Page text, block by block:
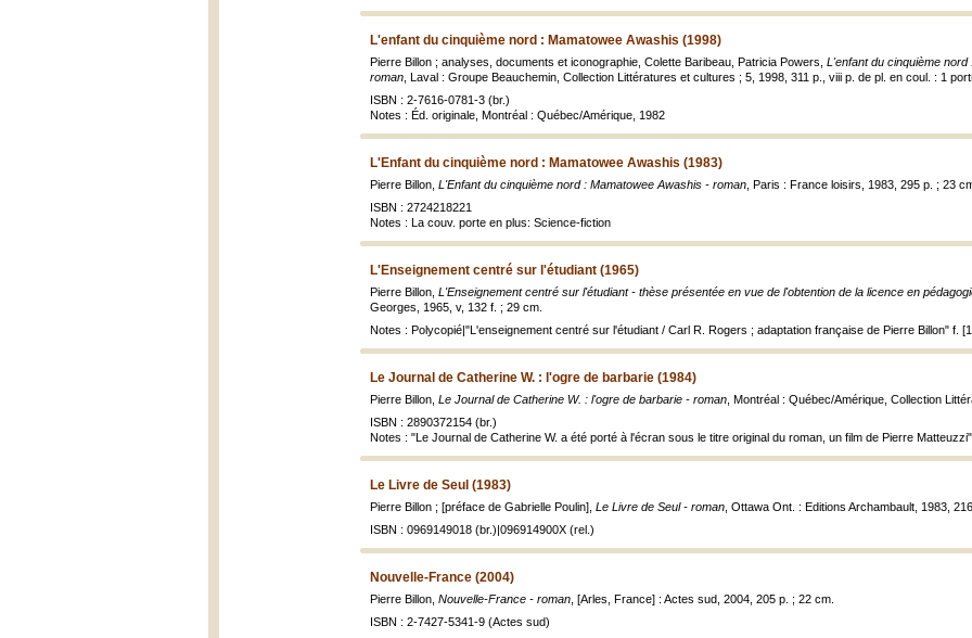
L'enfant du cinquième nord : Mamatowee Awashis (1998)
Pierre Billon ; analyses, documents et iconographie, Colette Baribeau, Patricia Powers, L'enfant du cinquième
roman , Laval : Groupe Beauchemin, Collection Littératures et cultures ; 5, 1998, 311 p., viii p. de pl. en coul. : 1
ISBN : 2-7616-0781-3 (br.)
Notes : Éd. originale, Montréal : Québec/Amérique, 1982
L'Enfant du cinquième nord : Mamatowee Awashis (1983)
Pierre Billon, L'Enfant du cinquième nord : Mamatowee Awashis - roman , Paris : France loisirs, 1983, 295 p. ; 23
ISBN : 2724218221
Notes : La couv. porte en plus: Science-fiction
L'Enseignement centré sur l'étudiant (1965)
Pierre Billon, L'Enseignement centré sur l'étudiant - thèse présentée en vue de l'obtention de la licence en
Georges, 1965, v, 132 f. ; 29 cm.
Notes : Polycopié|"L'enseignement centré sur l'étudiant / Carl R. Rogers ; adaptation française de Pierre Billon" f.
Le Journal de Catherine W. : l'ogre de barbarie (1984)
Pierre Billon, Le Journal de Catherine W. : l'ogre de barbarie - roman , Montréal : Québec/Amérique, Collection
ISBN : 2890372154 (br.)
Notes : "Le Journal de Catherine W. a été porté à l'écran sous le titre original du roman, un film de Pierre
Le Livre de Seul (1983)
Pierre Billon ; [préface de Gabrielle Poulin], Le Livre de Seul - roman , Ottawa Ont. : Editions Archambault, 1983,
ISBN : 0969149018 (br.)|096914900X (rel.)
Nouvelle-France (2004)
Pierre Billon, Nouvelle-France - roman , [Arles, France] : Actes sud, 2004, 205 p. ; 22 cm.
ISBN : 2-7427-5341-9 (Actes sud)